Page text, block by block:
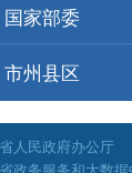
国家部委
市州县区
人民政府办公厅